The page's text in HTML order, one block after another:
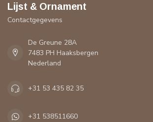
Lijst & Ornament
Contactgegevens
De Greune 28A
7483 PH Haaksbergen
Nederland
+31 53 435 82 35
+31 538511660